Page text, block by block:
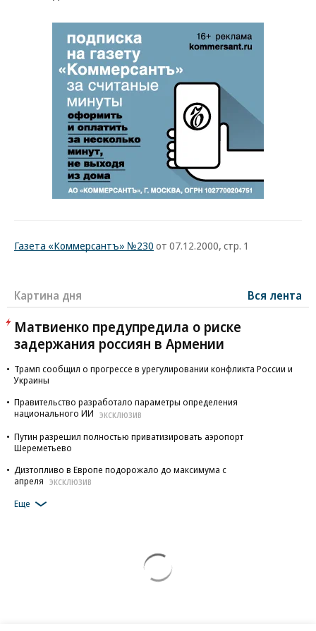
Газета «Коммерсантъ» №230 от 07.12.2000, стр. 1
Картина дня Вся лента
Матвиенко предупредила о риске
задержания россиян в Армении
Трамп сообщил о прогрессе в урегулировании конфликта России и
Украины
Правительство разработало параметры определения
национального ИИ
ЭКСКЛЮЗИВ
Путин разрешил полностью приватизировать аэропорт
Шереметьево
Дизтопливо в Европе подорожало до максимума с
апреля
ЭКСКЛЮЗИВ
Еще